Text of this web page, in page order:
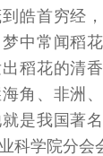
皓首穷经
中常闻稻
稻花的清
角、非洲
是我国著
科学院分会